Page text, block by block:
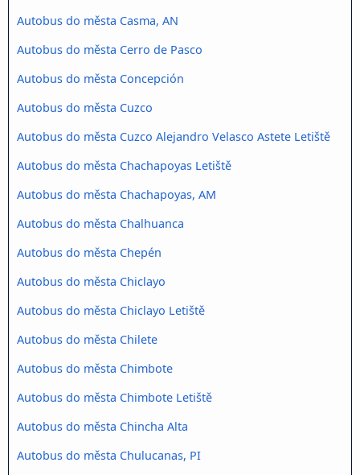
Autobus do města Casma, AN
Autobus do města Cerro de Pasco
Autobus do města Concepción
Autobus do města Cuzco
Autobus do města Cuzco Alejandro Velasco Astete Letiště
Autobus do města Chachapoyas Letiště
Autobus do města Chachapoyas, AM
Autobus do města Chalhuanca
Autobus do města Chepén
Autobus do města Chiclayo
Autobus do města Chiclayo Letiště
Autobus do města Chilete
Autobus do města Chimbote
Autobus do města Chimbote Letiště
Autobus do města Chincha Alta
Autobus do města Chulucanas, PI